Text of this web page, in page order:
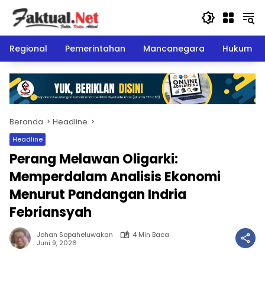
Langsung
konten
Regional
Pemerintahan Mancanegara Hukum
Beranda Headline
Headline
Perang Melawan Oligarki:
Memperdalam Analisis Ekonomi
Menurut Pandangan Indria
Febriansyah
Johan Sopaheluwakan
4 Min Baca
Juni 9, 2026